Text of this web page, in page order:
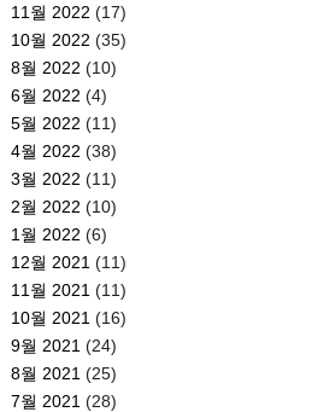
11월 2022 (17)
10월 2022 (35)
8월 2022 (10)
6월 2022 (4)
5월 2022 (11)
4월 2022 (38)
3월 2022 (11)
2월 2022 (10)
1월 2022 (6)
12월 2021 (11)
11월 2021 (11)
10월 2021 (16)
9월 2021 (24)
8월 2021 (25)
7월 2021 (28)